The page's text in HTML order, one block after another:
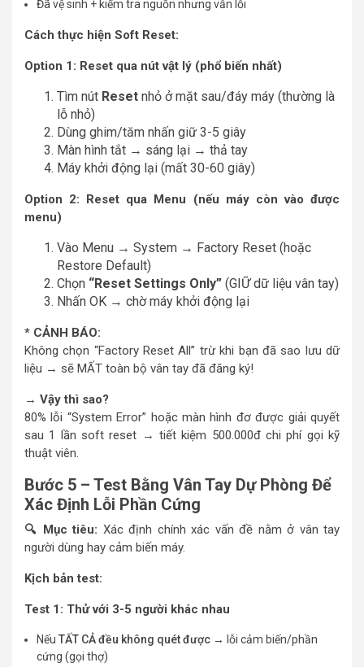
Đã vệ sinh + kiểm tra nguồn nhưng vẫn lỗi
Cách thực hiện Soft Reset:
Option 1: Reset qua nút vật lý (phổ biến nhất)
Tìm nút Reset nhỏ ở mặt sau/đáy máy (thường là
lỗ nhỏ)
Dùng ghim/tăm nhấn giữ 3-5 giây
Màn hình tắt → sáng lại → thả tay
Máy khởi động lại (mất 30-60 giây)
Option 2: Reset qua Menu (nếu máy còn vào được
menu)
Vào Menu → System → Factory Reset (hoặc
Restore Default)
Chọn “Reset Settings Only” (GIỮ dữ liệu vân tay)
Nhấn OK → chờ máy khởi động lại
* CẢNH BÁO:
Không chọn “Factory Reset All” trừ khi bạn đã sao lưu dữ
liệu → sẽ MẤT toàn bộ vân tay đã đăng ký!
→ Vậy thì sao?
80% lỗi “System Error” hoặc màn hình đơ được giải quyết
sau 1 lần soft reset → tiết kiệm 500.000đ chi phí gọi kỹ
thuật viên.
Bước 5 – Test Bằng Vân Tay Dự Phòng Để
Xác Định Lỗi Phần Cứng
🔍 Mục tiêu: Xác định chính xác vấn đề nằm ở vân tay
người dùng hay cảm biến máy.
Kịch bản test:
Test 1: Thử với 3-5 người khác nhau
Nếu TẤT CẢ đều không quét được → lỗi cảm biến/phần
cứng (gọi thợ)